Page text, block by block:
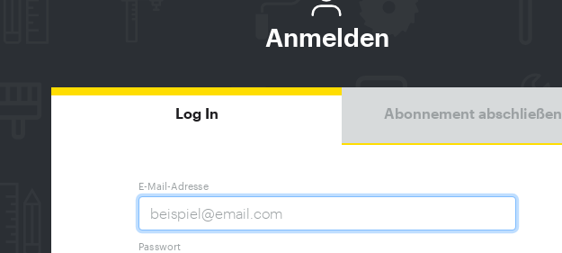
Anmelden
Log In Abonnement abschließen
E-Mail-Adresse
Passwort